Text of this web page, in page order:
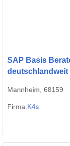
SAP Basis
deutschlandweit
Mannheim, 68159
Firma:K4s